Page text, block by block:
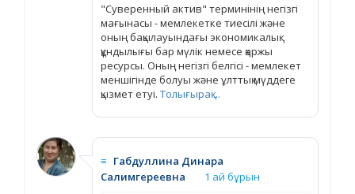
"Суверенный актив" терминінің негізгі
мағынасы - мемлекетке тиесілі және
оның бақылауындағы экономикалық
құндылығы бар мүлік немесе қаржы
ресурсы. Оның негізгі белгісі - мемлекет
меншігінде болуы және ұлттық мүддеге
қызмет етуі. Толығырақ ...
≡ Габдуллина Динара
Салимгереевна
1 ай бұрын